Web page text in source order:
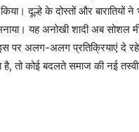
दूल्हे के दोस्तों और बारातियों
यह अनोखी शादी अब सोशल
इस पर अलग-अलग प्रतिक्रियाएं दे
है, तो कोई बदलते समाज की नई